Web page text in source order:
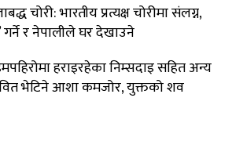
चोरी: भारतीय प्रत्यक्ष चोरीमा संलग्न,
गर्ने र नेपालीले घर देखाउने
हराइरहेका निम्सदाइ सहित अन्य
भेटिने आशा कमजोर, युक्तको शव